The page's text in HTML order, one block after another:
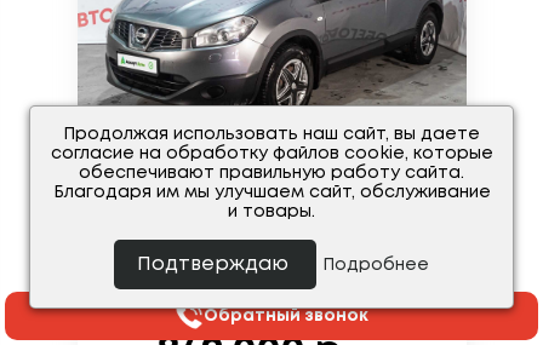
VIN проверен
Nissan Qashqai I
Рестайлинг
Пробег: 123 150 км.
Обратный звонок
Продолжая использовать наш сайт, вы даете
согласие на обработку файлов cookie, которые
обеспечивают правильную работу сайта.
Благодаря им мы улучшаем сайт, обслуживание
и товары.
Подтверждаю Подробнее